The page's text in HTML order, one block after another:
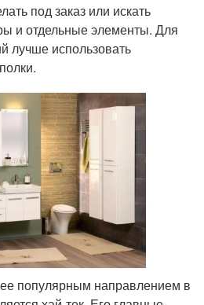
под заказ или искать
и отдельные элементы. Для
лучше использовать
популярным направлением в